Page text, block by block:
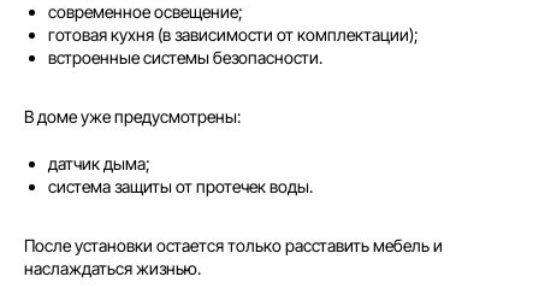
современное освещение;
готовая кухня (в зависимости от комплектации);
встроенные системы безопасности.
В доме уже предусмотрены:
датчик дыма;
система защиты от протечек воды.
После установки остается только расставить мебель и
наслаждаться жизнью.